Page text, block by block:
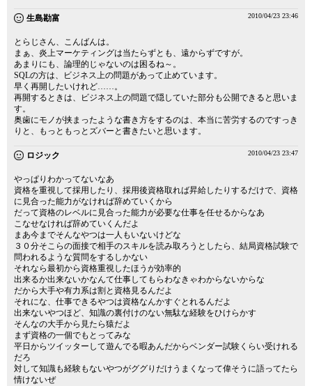
生島勘富 2010/04/23 23:46
とらじさん、こんばんは。
まぁ、炎上マーケティングは当たらずとも、遠からずですが。
あまりにも、論理的じゃないのは困るね～。
SQLの方は、ビジネス上の問題があって止めています。
早く再開したいけれど……。
再開するときは、ビジネス上の問題で隠していた部分も公開できると思いま
す。
奥歯にモノが挟まったような書き方をするのは、本当に苦労するのですっき
りと、もっともっとズバーと書きたいと思います。
ロジック 2010/04/23 23:47
やっぱりわかってないなあ
資格を重視して採用したり、採用後資格取れば昇給したりするだけで、資格
に見合った能力がなければ辞めていくから
だって資格のレベルに見合った能力が必要な仕事を任せるからなあ
こなせなければ辞めていくんだよ
まあ今までそんなやつは一人もいないけどな
３０分そこらの面接で相手のスキルを読み取ろうとしたら、結局資格試験で
問われるような質問をするしかない
それなら最初から資格重視したほうが効率的
出来るか出来ないかなんて仕事してもらわなきゃわからないからな
だから大手や有力系は割と資格見るんだよ
それにな、仕事できるやつは資格なんかすぐとれるんだよ
出来ないやつほど、知識の裏付けのない無駄な経験をひけらかす
そんなの大手から見たら猿だよ
まず資格の一個でもとってみな
平日からツイッターして遊んでる暇あんだからベンダー試験くらい受けれる
だろ
対して知識も経験もないやつがググりだけうまくなって偉そうに語ってたら
情けないぜ